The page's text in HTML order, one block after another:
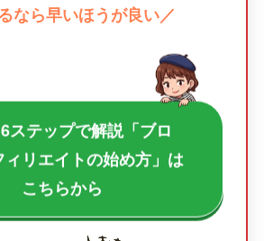
なら早いほうが良い／
ステップで解説「ブロ
ィリエイトの始め方」は
こちらから